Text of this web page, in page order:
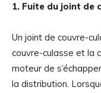
1. Fuite du joint de
Un joint de couvre-
couvre-culasse et la
moteur de
la distribution.